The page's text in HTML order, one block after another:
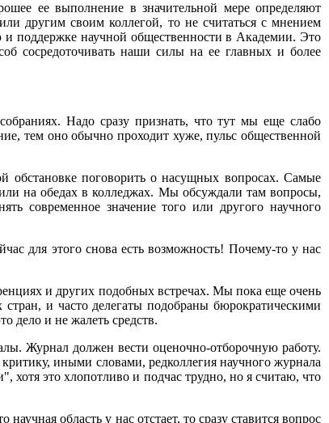
ее выполнение в значительной мере определяют
другим своим коллегой, то не считаться с мнением
поддержке научной общественности в Академии. Это
сосредоточивать наши силы на ее главных и более
Надо сразу признать, что тут мы еще слабо
тем оно обычно проходит хуже, пульс общественной
поговорить о насущных вопросах. Самые
на обедах в колледжах. Мы обсуждали там вопросы,
современное значение того или другого научного
для этого снова есть возможность! Почему-то у нас
и других подобных встречах. Мы пока еще очень
и часто делегаты подобраны бюрократическими
дело и не жалеть средств.
Журнал должен вести оценочно-отборочную работу.
иными словами, редколлегия научного журнала
хотя это хлопотливо и подчас трудно, но я считаю, что
область у нас отстает, то сразу ставится вопрос